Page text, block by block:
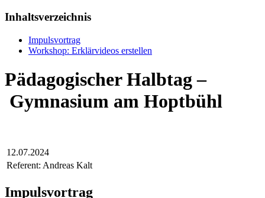
Inhaltsverzeichnis
Impulsvortrag
Workshop: Erklärvideos erstellen
Pädagogischer Halbtag –
Gymnasium am Hoptbühl
12.07.2024
Referent: Andreas Kalt
Impulsvortrag